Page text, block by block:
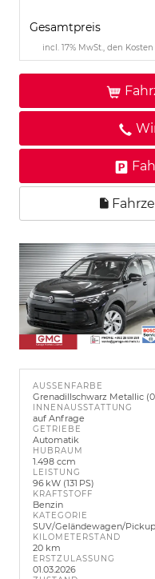
Gesamtpreis
incl. 17% MwSt., den
AUSSENFARBE
Grenadillschwarz Metallic
INNENAUSSTATTUNG
auf Anfrage
GETRIEBE
Automatik
HUBRAUM
1.498 ccm
LEISTUNG
96 kW (131 PS)
KRAFTSTOFF
Benzin
KATEGORIE
SUV/Geländewagen/Pickup
KILOMETERSTAND
20 km
ERSTZULASSUNG
01.03.2026